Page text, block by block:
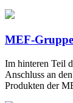
MEF-
Im hinteren Teil
Anschluss an
Produkten der